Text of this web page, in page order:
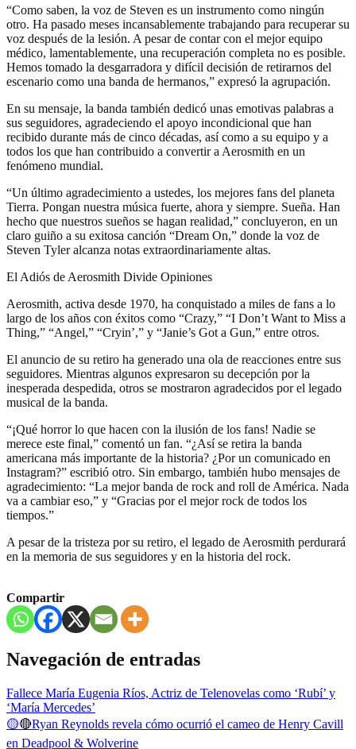
“Como saben, la voz de Steven es un instrumento como ningún
otro. Ha pasado meses incansablemente trabajando para recuperar su
voz después de la lesión. A pesar de contar con el mejor equipo
médico, lamentablemente, una recuperación completa no es posible.
Hemos tomado la desgarradora y difícil decisión de retirarnos del
escenario como una banda de hermanos,” expresó la agrupación.
En su mensaje, la banda también dedicó unas emotivas palabras a
sus seguidores, agradeciendo el apoyo incondicional que han
recibido durante más de cinco décadas, así como a su equipo y a
todos los que han contribuido a convertir a Aerosmith en un
fenómeno mundial.
“Un último agradecimiento a ustedes, los mejores fans del planeta
Tierra. Pongan nuestra música fuerte, ahora y siempre. Sueña. Han
hecho que nuestros sueños se hagan realidad,” concluyeron, en un
claro guiño a su exitosa canción “Dream On,” donde la voz de
Steven Tyler alcanza notas extraordinariamente altas.
El Adiós de Aerosmith Divide Opiniones
Aerosmith, activa desde 1970, ha conquistado a miles de fans a lo
largo de los años con éxitos como “Crazy,” “I Don’t Want to Miss a
Thing,” “Angel,” “Cryin’,” y “Janie’s Got a Gun,” entre otros.
El anuncio de su retiro ha generado una ola de reacciones entre sus
seguidores. Mientras algunos expresaron su decepción por la
inesperada despedida, otros se mostraron agradecidos por el legado
musical de la banda.
“¡Qué horror lo que hacen con la ilusión de los fans! Nadie se
merece este final,” comentó un fan. “¿Así se retira la banda
americana más importante de la historia? ¿Por un comunicado en
Instagram?” escribió otro. Sin embargo, también hubo mensajes de
agradecimiento: “La mejor banda de rock and roll de América. Nada
va a cambiar eso,” y “Gracias por el mejor rock de todos los
tiempos.”
A pesar de la tristeza por su retiro, el legado de Aerosmith perdurará
en la memoria de sus seguidores y en la historia del rock.
Compartir
Navegación de entradas
Fallece María Eugenia Ríos, Actriz de Telenovelas como ‘Rubí’ y
‘María Mercedes’
🟡🔴Ryan Reynolds revela cómo ocurrió el cameo de Henry Cavill
en Deadpool & Wolverine